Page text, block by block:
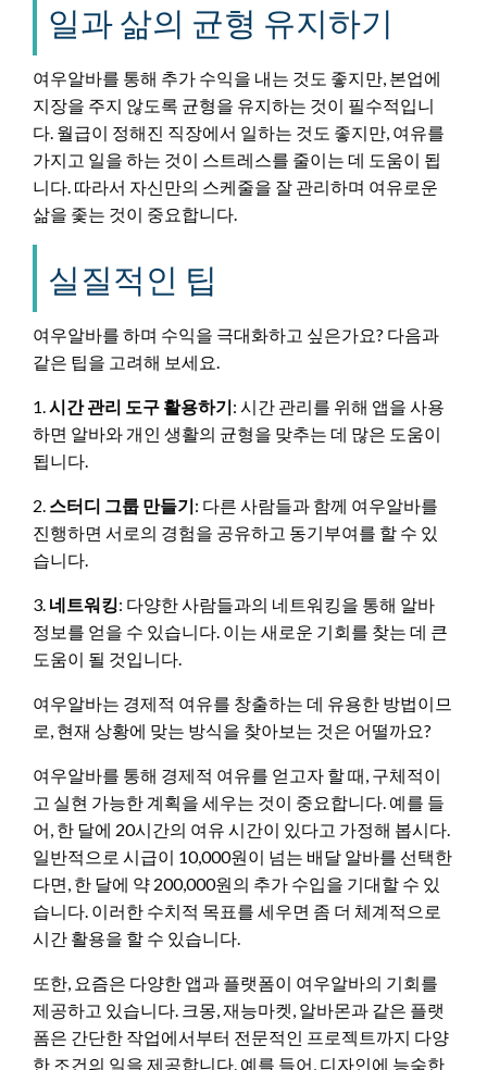
일과 삶의 균형 유지하기
여우알바를 통해 추가 수익을 내는 것도 좋지만, 본업에
지장을 주지 않도록 균형을 유지하는 것이 필수적입니
다. 월급이 정해진 직장에서 일하는 것도 좋지만, 여유를
가지고 일을 하는 것이 스트레스를 줄이는 데 도움이 됩
니다. 따라서 자신만의 스케줄을 잘 관리하며 여유로운
삶을 좇는 것이 중요합니다.
실질적인 팁
여우알바를 하며 수익을 극대화하고 싶은가요? 다음과
같은 팁을 고려해 보세요.
1. 시간 관리 도구 활용하기: 시간 관리를 위해 앱을 사용
하면 알바와 개인 생활의 균형을 맞추는 데 많은 도움이
됩니다.
2. 스터디 그룹 만들기: 다른 사람들과 함께 여우알바를
진행하면 서로의 경험을 공유하고 동기부여를 할 수 있
습니다.
3. 네트워킹: 다양한 사람들과의 네트워킹을 통해 알바
정보를 얻을 수 있습니다. 이는 새로운 기회를 찾는 데 큰
도움이 될 것입니다.
여우알바는 경제적 여유를 창출하는 데 유용한 방법이므
로, 현재 상황에 맞는 방식을 찾아보는 것은 어떨까요?
여우알바를 통해 경제적 여유를 얻고자 할 때, 구체적이
고 실현 가능한 계획을 세우는 것이 중요합니다. 예를 들
어, 한 달에 20시간의 여유 시간이 있다고 가정해 봅시다.
일반적으로 시급이 10,000원이 넘는 배달 알바를 선택한
다면, 한 달에 약 200,000원의 추가 수입을 기대할 수 있
습니다. 이러한 수치적 목표를 세우면 좀 더 체계적으로
시간 활용을 할 수 있습니다.
또한, 요즘은 다양한 앱과 플랫폼이 여우알바의 기회를
제공하고 있습니다. 크몽, 재능마켓, 알바몬과 같은 플랫
폼은 간단한 작업에서부터 전문적인 프로젝트까지 다양
한 조건의 일을 제공합니다. 예를 들어, 디자인에 능숙한